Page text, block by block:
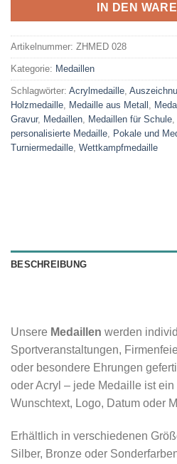
IN DEN
Artikelnummer: ZHMED 028
Kategorie: Medaillen
Schlagwörter: Acrylmedaille,
Holzmedaille, Medaille aus Metall ,
Gravur, Medaillen, Medaillen für Schule,
personalisierte Medaille, Pokale und
Turniermedaille, Wettkampfmedaille
BESCHREIBUNG
Unsere Medaillen werden
Sportveranstaltungen,
oder besondere Ehrungen
oder Acryl – jede Medaille ist
Wunschtext, Logo, Datum oder
Erhältlich in verschiedenen
Silber, Bronze oder